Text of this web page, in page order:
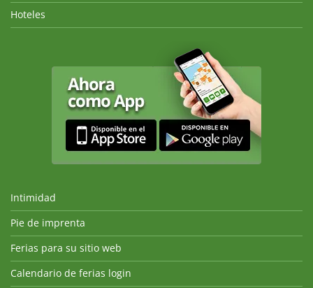
Hoteles
Intimidad
Pie de imprenta
Ferias para su sitio web
Calendario de ferias login